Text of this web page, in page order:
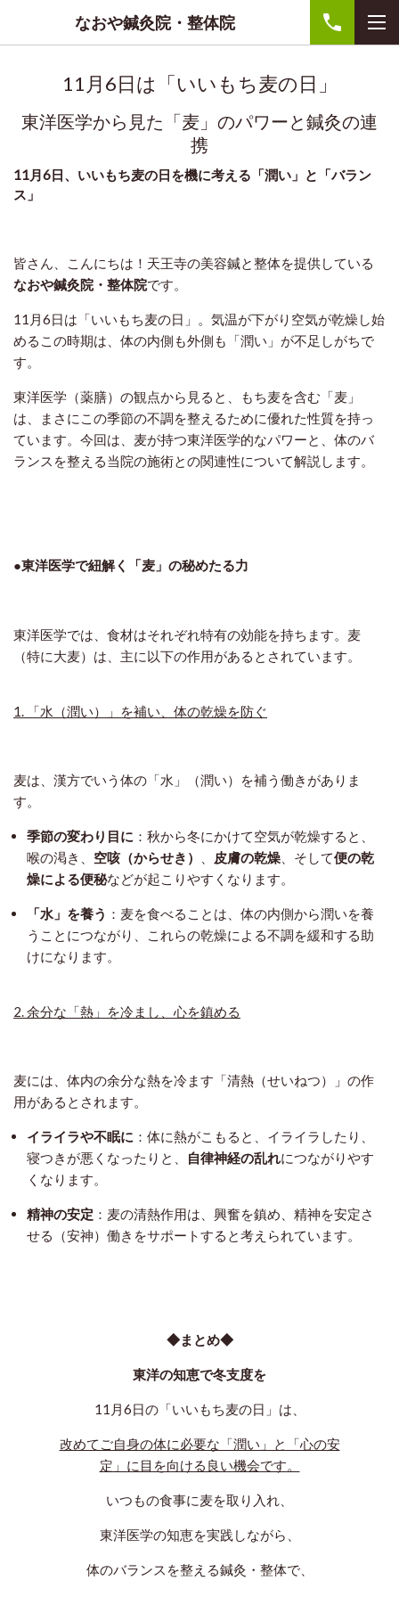
なおや鍼灸院・整体院
11月6日は「いいもち麦の日」
東洋医学から見た「麦」のパワーと鍼灸の連
携
11月6日、いいもち麦の日を機に考える「潤い」と「バラン
ス」
皆さん、こんにちは！天王寺の美容鍼と整体を提供している
なおや鍼灸院・整体院です。
11月6日は「いいもち麦の日」。気温が下がり空気が乾燥し始
めるこの時期は、体の内側も外側も「潤い」が不足しがちで
す。
東洋医学（薬膳）の観点から見ると、もち麦を含む「麦」
は、まさにこの季節の不調を整えるために優れた性質を持っ
ています。今回は、麦が持つ東洋医学的なパワーと、体のバ
ランスを整える当院の施術との関連性について解説します。
●東洋医学で紐解く「麦」の秘めたる力
東洋医学では、食材はそれぞれ特有の効能を持ちます。麦
（特に大麦）は、主に以下の作用があるとされています。
1. 「水（潤い）」を補い、体の乾燥を防ぐ
麦は、漢方でいう体の「水」（潤い）を補う働きがありま
す。
季節の変わり目に ：秋から冬にかけて空気が乾燥すると、
喉の渇き、 空咳（からせき） 皮膚の乾燥 、そして便の乾
燥による便秘などが起こりやすくなります。
「水」を養う ：麦を食べることは、体の内側から潤いを養
うことにつながり、これらの乾燥による不調を緩和する助
けになります。
2. 余分な「熱」を冷まし、心を鎮める
麦には、体内の余分な熱を冷ます「清熱（せいねつ）」の作
用があるとされます。
イライラや不眠に ：体に熱がこもると、イライラしたり、
寝つきが悪くなったりと、
自律神経の乱れにつながりやす
くなります。
精神の安定 ：麦の清熱作用は、興奮を鎮め、精神を安定さ
せる（安神）働きをサポートすると考えられています。
◆まとめ◆
東洋の知恵で冬支度を
11月6日の「いいもち麦の日」は、
改めてご自身の体に必要な「潤い」と「心の安
定」に目を向ける良い機会です。
いつもの食事に麦を取り入れ、
東洋医学の知恵を実践しながら、
体のバランスを整える鍼灸・整体で、